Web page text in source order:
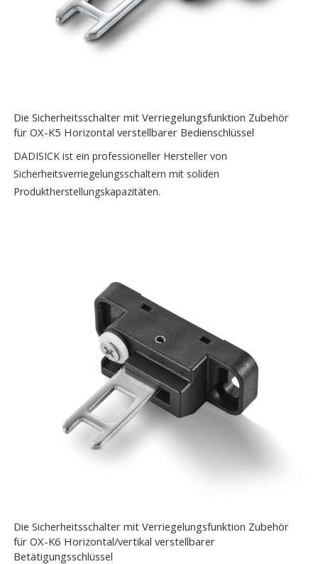
Die Sicherheitsschalter mit Verriegelungsfunktion Zubehör
für OX-K5 Horizontal verstellbarer Bedienschlüssel
DADISICK ist ein professioneller Hersteller von
Sicherheitsverriegelungsschaltern mit soliden
Produktherstellungskapazitäten.
Die Sicherheitsschalter mit Verriegelungsfunktion Zubehör
für OX-K6 Horizontal/vertikal verstellbarer
Betätigungsschlüssel